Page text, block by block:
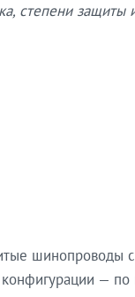
степени защиты
шинопроводы
— по